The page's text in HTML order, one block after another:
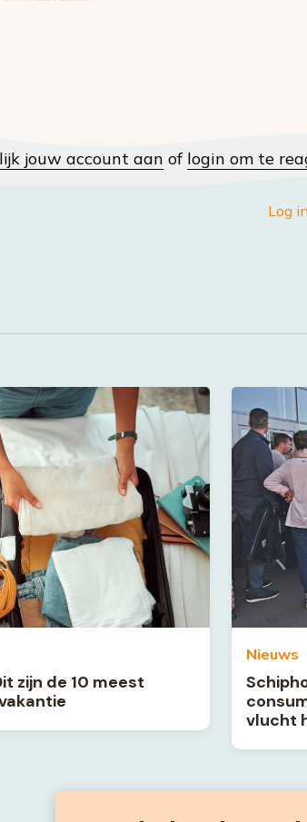
jouw account aan of login om te
Log
zijn de 10 meest
Nieuws
vlucht